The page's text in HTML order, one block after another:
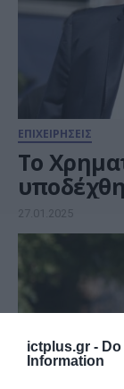
ictplus.gr -
Information
ΕΠΙΧΕΙΡΗΣΕΙΣ
Το
27.01.2025